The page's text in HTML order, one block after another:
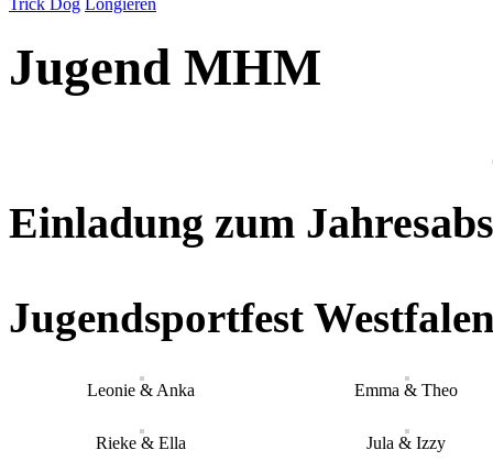
Trick Dog Longieren
Jugend MHM
Einladung zum
Jugendsportfest
Leonie & Anka Emma & Theo
Rieke & Ella Jula & Izzy